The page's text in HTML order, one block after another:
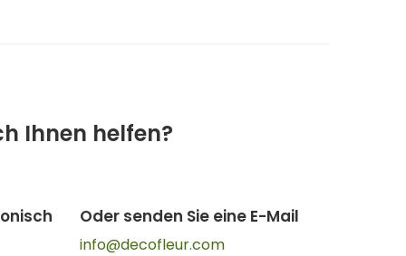
Ihnen helfen?
Oder senden Sie eine E-Mail
info@decofleur.com